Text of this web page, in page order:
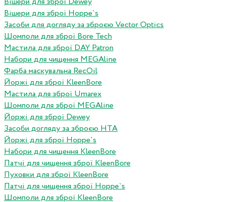
Вішери для зброї Hoppe`s
Засоби для догляду за зброєю Vector Optics
Шомполи для зброї Bore Tech
Мастила для зброї DAY Patron
Набори для чищення MEGAline
Фарба маскувальна RecOil
Йоржі для зброї KleenBore
Мастила для зброї Umarex
Шомполи для зброї MEGAline
Йоржі для зброї Dewey
Засоби догляду за зброєю HTA
Йоржі для зброї Hoppe`s
Набори для чищення KleenBore
Патчі для чищення зброї KleenBore
Пуховки для зброї KleenBore
Патчі для чищення зброї Hoppe`s
Шомполи для зброї KleenBore